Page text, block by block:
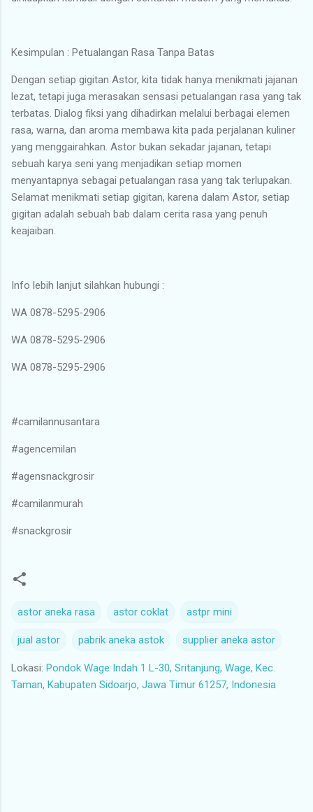
Kesimpulan : Petualangan Rasa Tanpa Batas
Dengan setiap gigitan Astor, kita tidak hanya menikmati jajanan
lezat, tetapi juga merasakan sensasi petualangan rasa yang tak
terbatas. Dialog fiksi yang dihadirkan melalui berbagai elemen
rasa, warna, dan aroma membawa kita pada perjalanan kuliner
yang menggairahkan. Astor bukan sekadar jajanan, tetapi
sebuah karya seni yang menjadikan setiap momen
menyantapnya sebagai petualangan rasa yang tak terlupakan.
Selamat menikmati setiap gigitan, karena dalam Astor, setiap
gigitan adalah sebuah bab dalam cerita rasa yang penuh
keajaiban.
Info lebih lanjut silahkan hubungi :
WA 0878-5295-2906
WA 0878-5295-2906
WA 0878-5295-2906
#camilannusantara
#agencemilan
#agensnackgrosir
#camilanmurah
#snackgrosir
astor aneka rasa astor coklat astpr mini
jual astor pabrik aneka astok supplier aneka astor
Lokasi: Pondok Wage Indah 1 L-30, Sritanjung, Wage, Kec.
Taman, Kabupaten Sidoarjo, Jawa Timur 61257, Indonesia